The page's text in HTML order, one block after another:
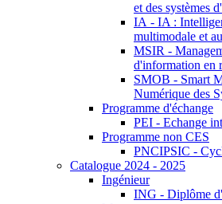
et des systèmes
IA - IA :
multimodale et
MSIR -
d'information en
SMOB - Smart
Numérique des
Programme d'échange
PEI - Echange
Programme non CES
PNCIPSIC -
Catalogue 2024 - 2025
Ingénieur
ING - Diplôme